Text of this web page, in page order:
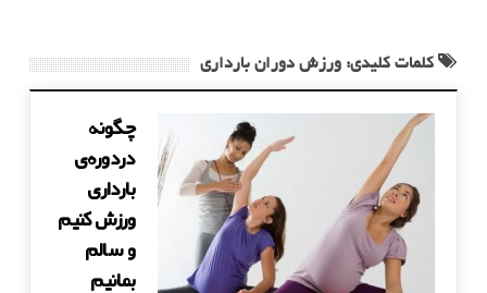
کلمات کلیدی: ورزش دوران بارداری
چگونه
دردوره‌ی
بارداری
ورزش کنیم
و سالم
بمانیم